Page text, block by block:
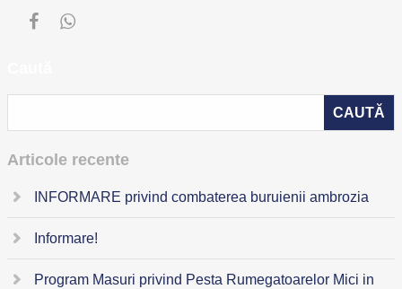
Articole recente
INFORMARE privind combaterea buruienii ambrozia
Informare!
Program Masuri privind Pesta Rumegatoarelor Mici in